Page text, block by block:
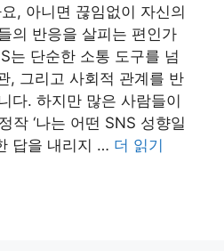
, 아니면 끊임없이 자신의
의 반응을 살피는 편인가
는 단순한 소통 도구를 넘
, 그리고 사회적 관계를 반
다. 하지만 많은 사람들이
작 ‘나는 어떤 SNS 성향일
답을 내리지 … 더 읽기